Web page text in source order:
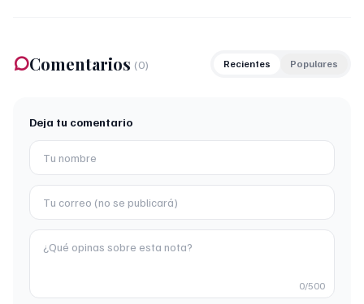
Comentarios (0) Recientes Populares
Deja tu comentario
0/500